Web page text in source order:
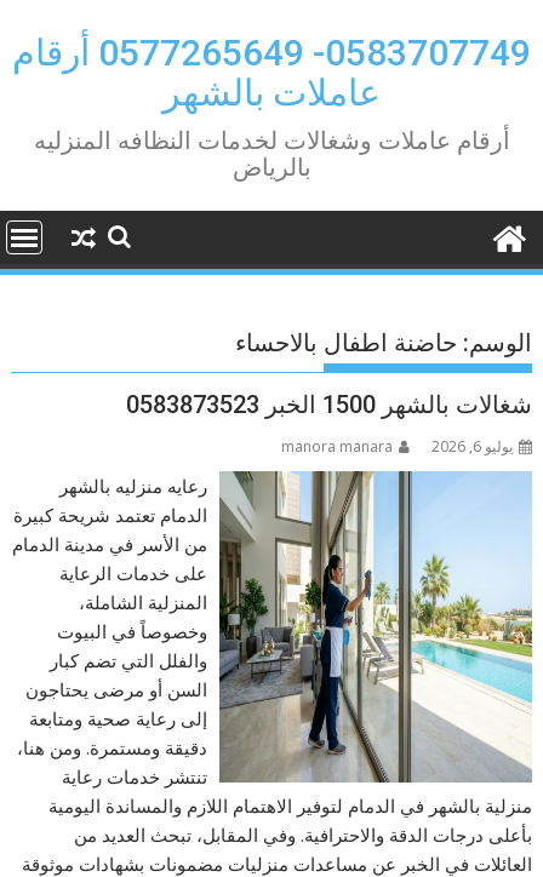
to
content
0583707749- 0577265649 أرقام
عاملات بالشهر
أرقام عاملات وشغالات لخدمات النظافه المنزليه
بالرياض
الوسم: حاضنة اطفال بالاحساء
شغالات بالشهر 1500 الخبر 0583873523
يوليو 6, 2026 manora manara
رعايه منزليه بالشهر
الدمام تعتمد شريحة كبيرة
من الأسر في مدينة الدمام
على خدمات الرعاية
المنزلية الشاملة،
وخصوصاً في البيوت
والفلل التي تضم كبار
السن أو مرضى يحتاجون
إلى رعاية صحية ومتابعة
دقيقة ومستمرة. ومن هنا،
تنتشر خدمات رعاية
منزلية بالشهر في الدمام لتوفير الاهتمام اللازم والمساندة اليومية
بأعلى درجات الدقة والاحترافية. وفي المقابل، تبحث العديد من
العائلات في الخبر عن مساعدات منزليات مضمونات بشهادات موثوقة